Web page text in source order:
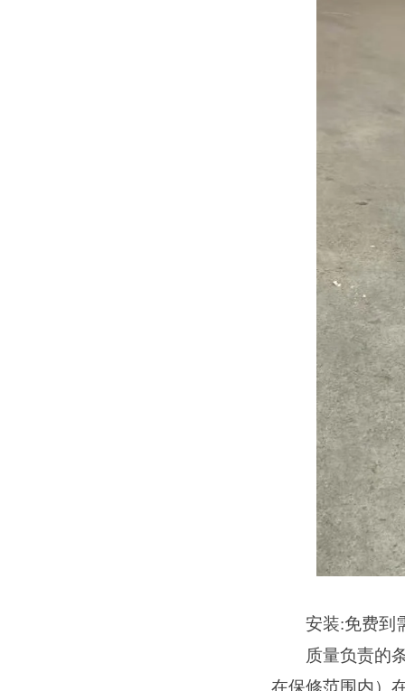
安装:免费到
质量负责的条
在保修范围内）